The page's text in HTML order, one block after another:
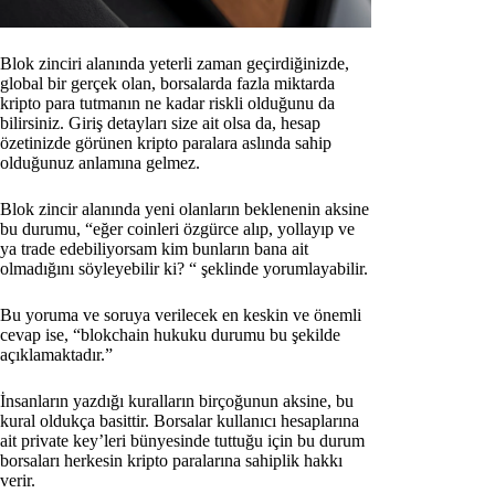
Blok zinciri alanında yeterli zaman geçirdiğinizde,
global bir gerçek olan, borsalarda fazla miktarda
kripto para tutmanın ne kadar riskli olduğunu da
bilirsiniz. Giriş detayları size ait olsa da, hesap
özetinizde görünen kripto paralara aslında sahip
olduğunuz anlamına gelmez.
Blok zincir alanında yeni olanların beklenenin aksine
bu durumu, “eğer coinleri özgürce alıp, yollayıp ve
ya trade edebiliyorsam kim bunların bana ait
olmadığını söyleyebilir ki? “ şeklinde yorumlayabilir.
Bu yoruma ve soruya verilecek en keskin ve önemli
cevap ise, “blokchain hukuku durumu bu şekilde
açıklamaktadır.”
İnsanların yazdığı kuralların birçoğunun aksine, bu
kural oldukça basittir. Borsalar kullanıcı hesaplarına
ait private key’leri bünyesinde tuttuğu için bu durum
borsaları herkesin kripto paralarına sahiplik hakkı
verir.